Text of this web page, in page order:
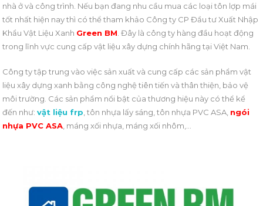
nhà ở và công trình. Nếu bạn đang nhu cầu mua các loại tôn lợp mái
tốt nhất hiện nay thì có thể tham khảo Công ty CP Đầu tư Xuất Nhập
Khẩu Vật Liệu Xanh Green BM . Đây là công ty hàng đầu hoạt động
trong lĩnh vực cung cấp vật liệu xây dựng chính hãng tại Việt Nam.
Công ty tập trung vào việc sản xuất và cung cấp các sản phẩm vật
liệu xây dựng xanh bằng công nghệ tiên tiến và thân thiện, bảo vệ
môi trường. Các sản phẩm nổi bật của thương hiệu này có thể kể
đến như:vật liệu frp , tôn nhựa lấy sáng, tôn nhựa PVC ASA, ngói
nhựa PVC ASA , máng xối nhựa, máng xối nhôm,…